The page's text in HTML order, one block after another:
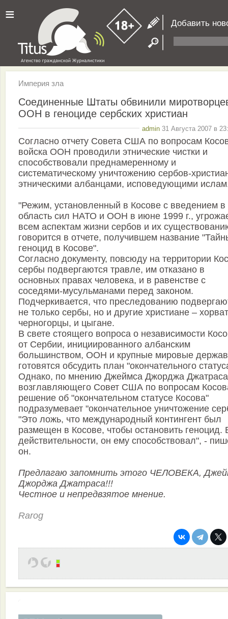
≡ Добавить
Империя зла
Соединенные Штаты обвинили
ООН в геноциде сербских христиан
admin 31 Августа 2007 в
Согласно отчету Совета США по вопросам
войска ООН проводили этнические чистки и
способствовали преднамеренному и
систематическому уничтожению сербов-
этническими албанцами, исповедующими
"Режим, установленный в Косове с введением в
область сил НАТО и ООН в июне 1999 г.,
всем аспектам жизни сербов и их
говорится в отчете, получившем название
геноцид в Косове".
Согласно документу, повсюду на территории
сербы подвергаются травле, им отказано в
основных правах человека, и в равенстве с
соседями-мусульманами перед законом.
Подчеркивается, что преследованию
не только сербы, но и другие христиане –
черногорцы, и цыгане.
В свете стоящего вопроса о независимости
от Сербии, инициированного албанским
большинством, ООН и крупные мировые
готовятся обсудить план "окончательного
Однако, по мнению Джеймса Джорджа
возглавляющего Совет США по вопросам
решение об "окончательном статусе Косова"
подразумевает "окончательное уничтожение
"Это ложь, что международный контингент был
размещен в Косове, чтобы остановить геноцид.
действительности, он ему способствовал", -
он.
Предлагаю запомнить этого ЧЕЛОВЕКА,
Джорджа Джатраса!!!
Честное и непредвзятое мнение.
Rarog